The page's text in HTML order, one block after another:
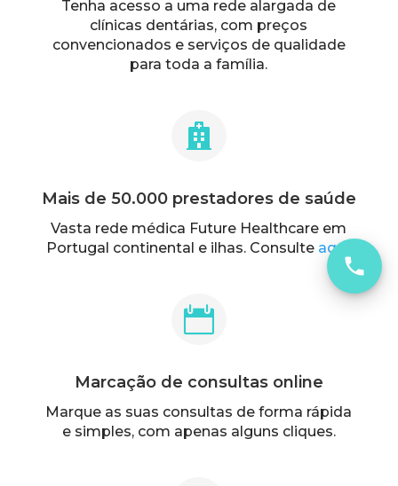
Tenha acesso a uma rede alargada de
clínicas dentárias, com preços
convencionados e serviços de qualidade
para toda a família.

Mais de 50.000 prestadores de saúde
Vasta rede médica Future Healthcare em
Portugal continental e ilhas. Consulte aqui

Marcação de consultas online
Marque as suas consultas de forma rápida
e simples, com apenas alguns cliques.